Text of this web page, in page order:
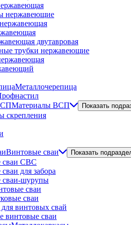
нержавеющие
двутавровая
трубки нержавеющие
Металлочерепица
Материалы ВСП
Показать
скрепления
Винтовые сваи
Показать
сваи СВС
для забора
сваи-шурупы
сваи
сваи
винтовых свай
винтовые сваи